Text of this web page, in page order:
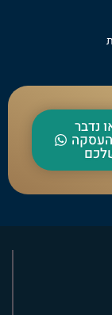
נדבר